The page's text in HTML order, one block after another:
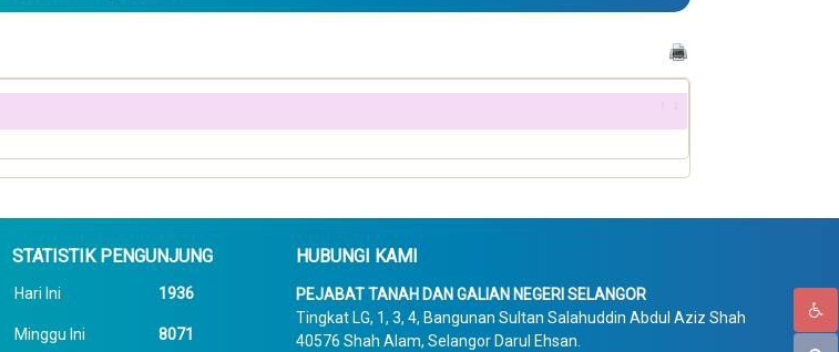
STATISTIK PENGUNJUNG
Hari Ini 1936
Minggu Ini 8071
HUBUNGI KAMI
PEJABAT TANAH DAN GALIAN NEGERI SELANGOR
Tingkat LG, 1, 3, 4, Bangunan Sultan Salahuddin Abdul Aziz Shah
40576 Shah Alam, Selangor Darul Ehsan.